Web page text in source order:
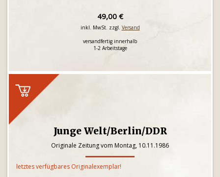
49,00 €
inkl. MwSt. zzgl. Versand
versandfertig innerhalb
1-2 Arbeitstage
Junge Welt/Berlin/DDR
Originale Zeitung vom Montag, 10.11.1986
letztes verfügbares Originalexemplar!